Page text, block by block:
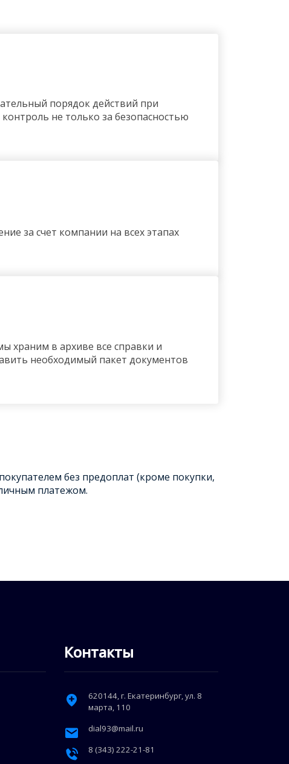
порядок действий при
не только за безопасностью
за счет компании на всех этапах
храним в архиве все справки и
необходимый пакет документов
без предоплат (кроме покупки,
платежом.
Контакты
620144, г. Екатеринбург,ул. 8
марта, 110
dial93@mail.ru
8 (343) 222-21-81